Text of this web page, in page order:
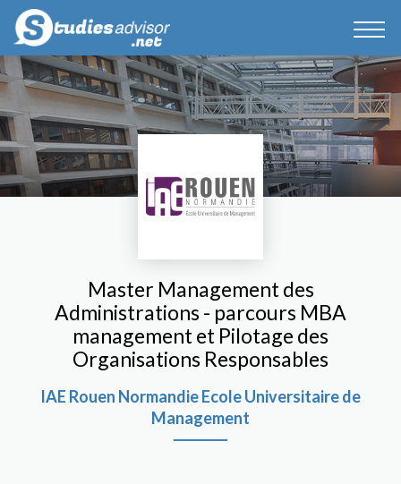
Master Management des
Administrations - parcours MBA
management et Pilotage des
Organisations Responsables
IAE Rouen Normandie Ecole Universitaire de
Management